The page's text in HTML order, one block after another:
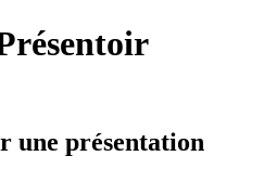
une présentation